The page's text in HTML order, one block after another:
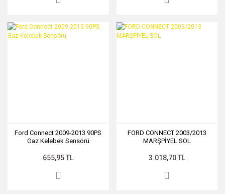
Ford Connect 2009-2013 90PS
Gaz Kelebek Sensörü
655,95 TL
FORD CONNECT 2003/2013
MARŞPİYEL SOL
3.018,70 TL